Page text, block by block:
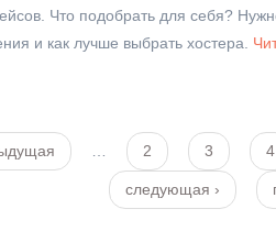
Что подобрать для себя?
и как лучше выбрать хостера.
2 3 4
следующая ›